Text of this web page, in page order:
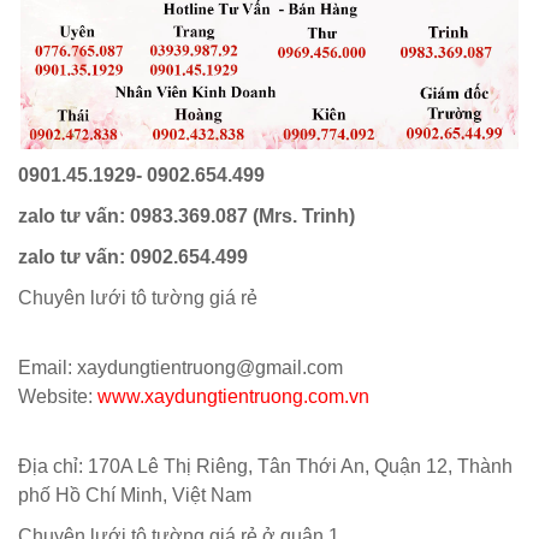
0901.45.1929- 0902.654.499
zalo tư vấn: 0983.369.087 (Mrs. Trinh)
zalo tư vấn: 0902.654.499
Chuyên lưới tô tường giá rẻ
Email: xaydungtientruong@gmail.com
Website: www.xaydungtientruong.com.vn
Địa chỉ: 170A Lê Thị Riêng, Tân Thới An, Quận 12, Thành
phố Hồ Chí Minh, Việt Nam